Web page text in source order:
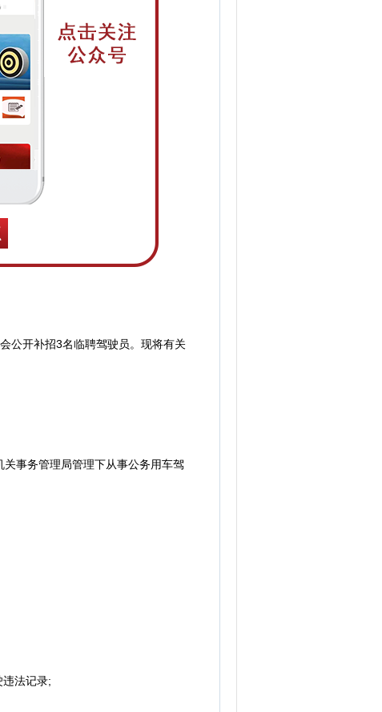
公开补招3名临聘驾驶员。现将有关
事务管理局管理下从事公务用车驾
法记录;